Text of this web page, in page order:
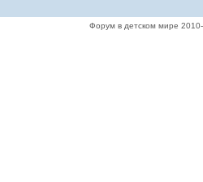
Форум в детском мире